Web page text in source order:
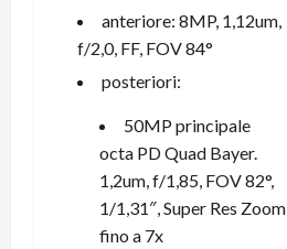
anteriore: 8MP, 1,12um,
f/2,0, FF, FOV 84°
posteriori:
50MP principale
octa PD Quad Bayer.
1,2um, f/1,85, FOV 82°,
1/1,31″, Super Res Zoom
fino a 7x